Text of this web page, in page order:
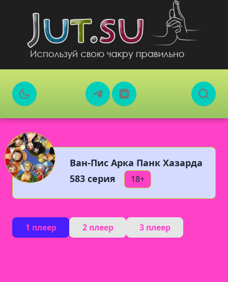
Ван-Пис Арка Панк Хазарда
583 серия
18+
1 плеер 2 плеер 3 плеер